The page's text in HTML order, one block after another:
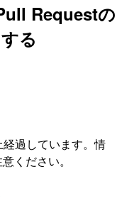
Requestの
る
過しています。情
ください。